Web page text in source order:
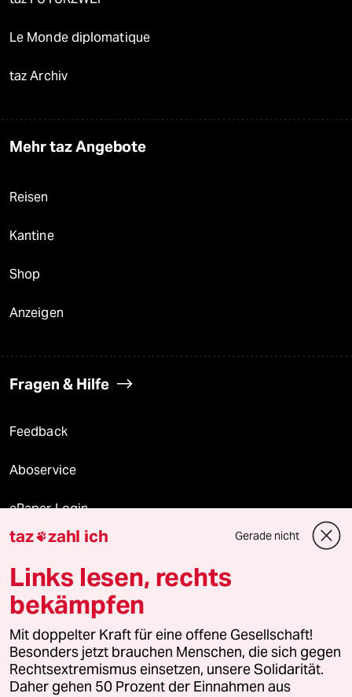
Le Monde diplomatique
taz Archiv
Mehr taz Angebote
Reisen
Kantine
Shop
Anzeigen
Fragen & Hilfe
Feedback
Aboservice
ePaper Login
Downloads für Abonnierende
© 2026 taz Verlags und Vertriebs GmbH
Alle Rechte vorbehalten. Bei rechtlichen Fragen oder für Genehmigungen
wenden Sie sich bitte an
lizenzen@taz.de
Feedback Redaktionsstatut Kommune-Richtlinien
taz zahl ich Gerade nicht
Links lesen, rechts
bekämpfen
Mit doppelter Kraft für eine offene Gesellschaft!
Besonders jetzt brauchen Menschen, die sich gegen
Rechtsextremismus einsetzen, unsere Solidarität.
Daher gehen 50 Prozent der Einnahmen aus